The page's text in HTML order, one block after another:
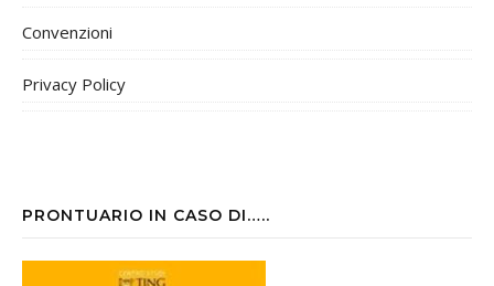
Convenzioni
Privacy Policy
PRONTUARIO IN CASO DI…..